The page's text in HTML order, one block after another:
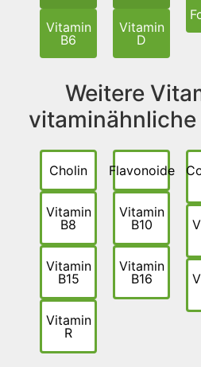
Vitamin
B6
Vitamin
D
Weitere
Cholin
Vitamin
B8
Vitamin
B15
Vitamin
R
Flavonoide
Vitamin
B10
Vitamin
B16